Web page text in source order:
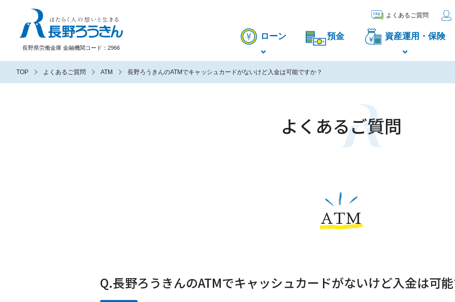
長野県労働金庫 金融機関コード：2966
ローン 預金 資産運用・保険
よくあるご質問
TOP よくあるご質問 ATM 長野ろうきんのATMでキャッシュカードがないけど入金は可能ですか？
よくあるご質問
ATM
Q.長野ろうきんのATMでキャッシュカードがないけど入金は可